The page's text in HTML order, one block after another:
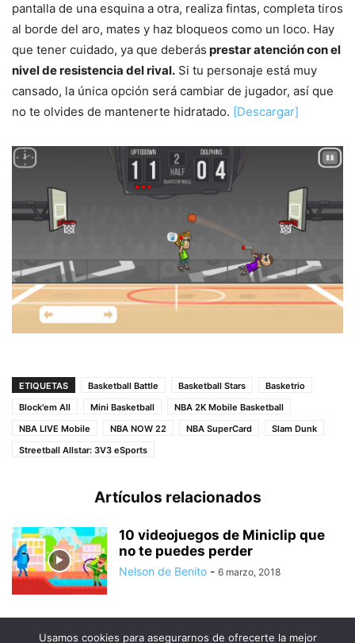
pantalla de una esquina a otra, realiza fintas, completa tiros
al borde del aro, mates y haz bloqueos como un loco. Hay
que tener cuidado, ya que deberás prestar atención con el
nivel de resistencia del rival. Si tu personaje está muy
cansado, la única opción será cambiar de jugador, así que
no te olvides de mantenerte hidratado. [Descargar]
ETIQUETAS Basketball Battle Basketball Stars
Basketrio
Block'em All
Mini Basketball
NBA 2K Mobile Basketball
NBA LIVE Mobile
NBA NOW 22 NBA SuperCard
Slam Dunk
Streetball Allstar: 3V3 eSports
Artículos relacionados
10 videojuegos de Miniclip que
no te puedes perder
Nelson de Benito - 6 marzo, 2018
Usamos cookies para asegurarnos de ofrecerte la mejor